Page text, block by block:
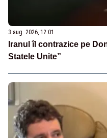
3 aug. 2026, 12:01
Iranul îl contrazice pe
Statele Unite”